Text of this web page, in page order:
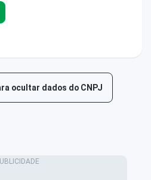
ocultar dados do CNPJ